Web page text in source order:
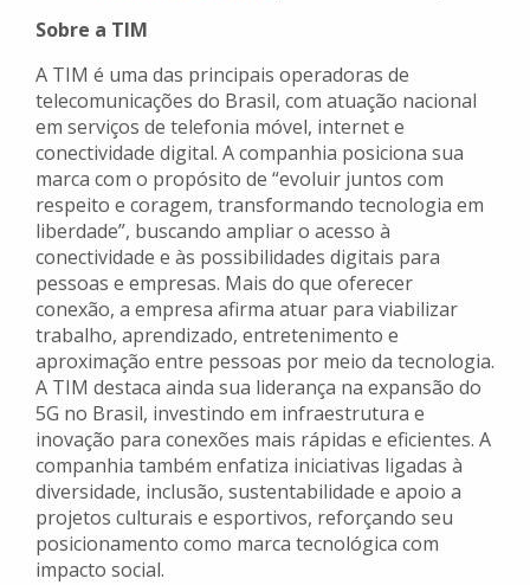
Sobre a TIM
A TIM é uma das principais operadoras de
telecomunicações do Brasil, com atuação nacional
em serviços de telefonia móvel, internet e
conectividade digital. A companhia posiciona sua
marca com o propósito de “evoluir juntos com
respeito e coragem, transformando tecnologia em
liberdade”, buscando ampliar o acesso à
conectividade e às possibilidades digitais para
pessoas e empresas. Mais do que oferecer
conexão, a empresa afirma atuar para viabilizar
trabalho, aprendizado, entretenimento e
aproximação entre pessoas por meio da tecnologia.
A TIM destaca ainda sua liderança na expansão do
5G no Brasil, investindo em infraestrutura e
inovação para conexões mais rápidas e eficientes. A
companhia também enfatiza iniciativas ligadas à
diversidade, inclusão, sustentabilidade e apoio a
projetos culturais e esportivos, reforçando seu
posicionamento como marca tecnológica com
impacto social.